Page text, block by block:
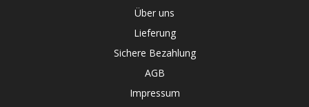
Über uns
Lieferung
Sichere Bezahlung
AGB
Impressum